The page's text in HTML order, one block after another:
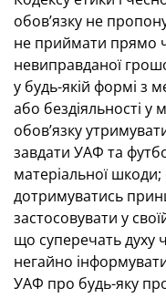
обов’язку не
не приймати прямо
невиправданої
у будь-якій формі з
або бездіяльності у
обов’язку
завдати УАФ та
матеріальної шкоди;
дотримуватись
застосовувати у
що суперечать духу
негайно
УАФ про будь-яку